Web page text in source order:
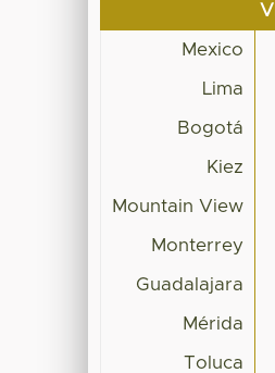
Mexico
Lima
Bogotá
Kiez
Mountain View
Monterrey
Guadalajara
Mérida
Toluca